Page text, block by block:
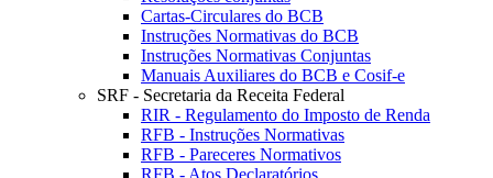
Cartas-Circulares do BCB
Instruções Normativas do BCB
Instruções Normativas Conjuntas
Manuais Auxiliares do BCB e Cosif-e
SRF - Secretaria da Receita Federal
RIR - Regulamento do Imposto de Renda
RFB - Instruções Normativas
RFB - Pareceres Normativos